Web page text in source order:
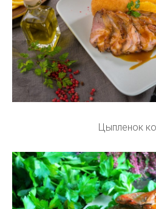
Цыпленок